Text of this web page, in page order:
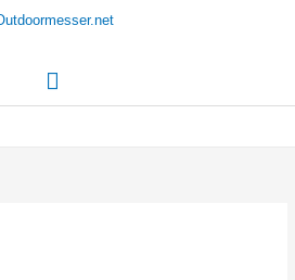
Hauptmenü